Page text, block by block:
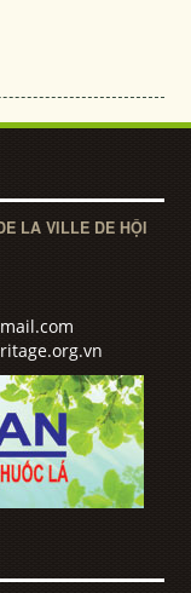
LA VILLE DE HỘI